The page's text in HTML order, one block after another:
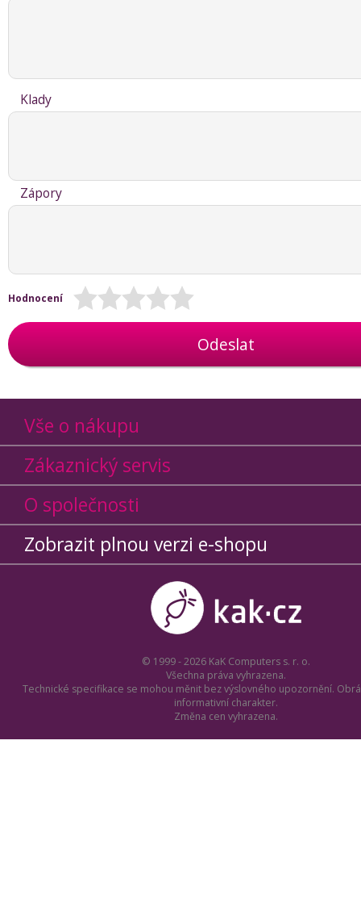
Klady
Zápory
Hodnocení
Odeslat
Vše o nákupu
Zákaznický servis
O společnosti
Zobrazit plnou verzi e-shopu
© 1999 - 2026 KaK Computers s. r. o.
Všechna práva vyhrazena.
Technické specifikace se mohou měnit bez výslovného upozornění.
informativní charakter.
Změna cen vyhrazena.